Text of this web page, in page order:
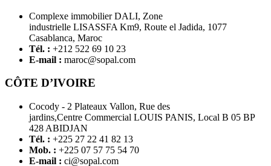
Complexe immobilier DALI, Zone
industrielle LISASSFA Km9, Route el Jadida, 1077
Casablanca, Maroc
Tél. : +212 522 69 10 23
E-mail : maroc@sopal.com
CÔTE D’IVOIRE
Cocody - 2 Plateaux Vallon, Rue des
jardins,Centre Commercial LOUIS PANIS, Local B 05 BP
428 ABIDJAN
Tél. : +225 27 22 41 82 13
Mob. : +225 07 57 75 54 70
E-mail : ci@sopal.com